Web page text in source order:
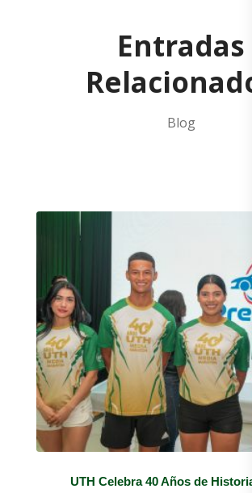
Entradas
Blog
UTH Celebra 40 Años de